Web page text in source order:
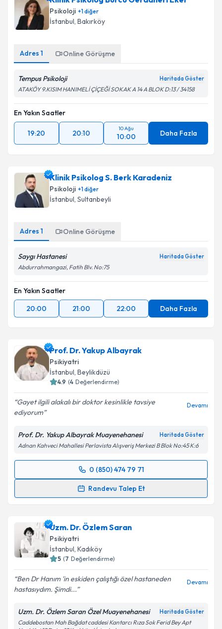
Psikoloji +1diğer
İstanbul, Bakırköy
Adres 1 Online Görüşme
Tempus Psikoloji Haritada Göster
ATAKÖY 9.KISIM HANIMELİ ÇİÇEĞİ SOKAK A 14 A BLOK D:13 / 34158
En Yakın Saatler
19:20 20:10
10 Ağu
10:00 Daha Fazla
Klinik Psikolog S. Berk Karadeniz
Psikoloji +1diğer
İstanbul, Sultanbeyli
Adres 1 Online Görüşme
Saygı Hastanesi Haritada Göster
Abdurrahmangazi, Fatih Blv. No:75
En Yakın Saatler
20:00
21:00 22:00 Daha Fazla
Prof. Dr. Yakup Albayrak
Psikiyatri
İstanbul, Beylikdüzü
4.9 (4 Değerlendirme)
Gayet ilgili alakalı bir doktor kesinlikle tavsiye
ediyorum
Devamı
Prof. Dr. Yakup Albayrak Muayenehanesi Haritada Göster
Adnan Kahveci Mahallesi Perlavista Alışveriş Merkezi B Blok No:45 K:6
0 (850) 474 79 71
Randevu Talep Et
Randevu Takvimi Talebi
takvim hazırlandığında e-posta ile bilgilendireceğiz.
E-posta Adresiniz
Kişisel verilerimin işlenmesine ilişkin
Metni
'ni okudum ve kişisel verilerimin belirtilen
kapsamda işlenmesini kabul ediyorum.
Uzm. Dr. Özlem Saran
Psikiyatri
İstanbul, Kadıköy
5 (7 Değerlendirme)
Ben Dr Hanım 'in eskiden çalıştığı özel hastaneden
hastasıydım. Şimdi...
Devamı
Uzm. Dr. Özlem Saran Özel Muayenehanesi Haritada Göster
Caddebostan Mah Bağdat caddesi Kantarcı Rıza Sok Ferid Bey Apt